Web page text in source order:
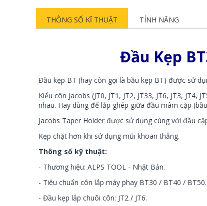
THÔNG SỐ KĨ THUẬT TÍNH NĂNG
Đầu Kẹp
Đầu kẹp BT (hay còn gọi là bầu kẹp BT) được sử
Kiểu côn Jacobs (JT0, JT1, JT2, JT33, JT6, JT3, JT4,
nhau. Hay dùng để lắp ghép giữa đầu mâm cặp
Jacobs Taper Holder được sử dụng cùng với đầu
Kẹp chặt hơn khi sử dụng mũi khoan thẳng.
Thông số kỹ thuật:
- Thương hiệu: ALPS TOOL - Nhật Bản.
- Tiêu chuẩn côn lắp máy phay BT30 / BT40 / BT50.
- Đầu kẹp lắp chuôi côn: JT2 / JT6.